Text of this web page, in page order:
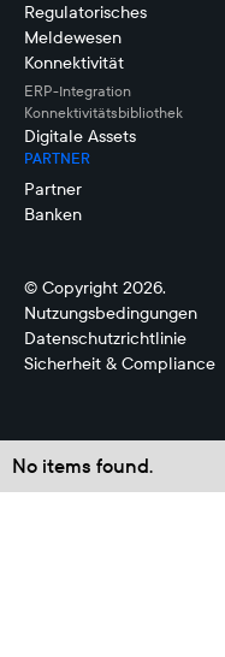
Regulatorisches
Meldewesen
Konnektivität
ERP-Integration
Konnektivitätsbibliothek
Digitale Assets
PARTNER
Partner
Banken
© Copyright 2026.
Nutzungsbedingungen
Datenschutzrichtlinie
Sicherheit & Compliance
No items found.